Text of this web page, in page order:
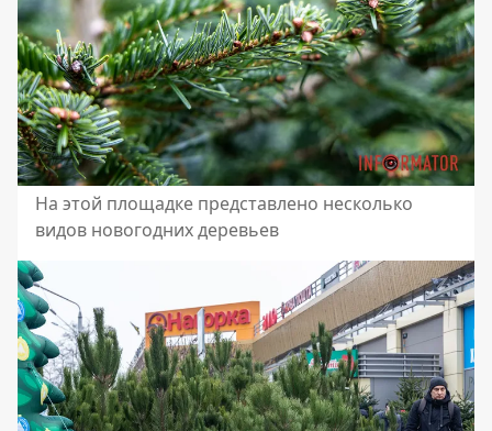
На этой площадке представлено несколько
видов новогодних деревьев